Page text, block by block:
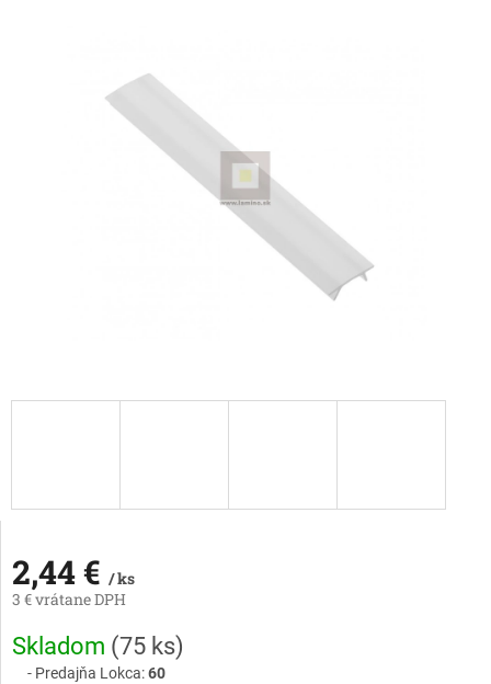
2,44 € / ks
3 € vrátane DPH
Jednotková
cena:
Skladom (75 ks)
Predajňa Lokca:60